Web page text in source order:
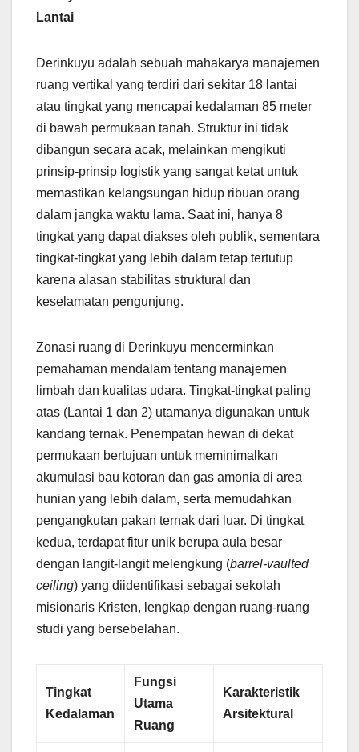
Lantai
Derinkuyu adalah sebuah mahakarya manajemen
ruang vertikal yang terdiri dari sekitar 18 lantai
atau tingkat yang mencapai kedalaman 85 meter
di bawah permukaan tanah. Struktur ini tidak
dibangun secara acak, melainkan mengikuti
prinsip-prinsip logistik yang sangat ketat untuk
memastikan kelangsungan hidup ribuan orang
dalam jangka waktu lama. Saat ini, hanya 8
tingkat yang dapat diakses oleh publik, sementara
tingkat-tingkat yang lebih dalam tetap tertutup
karena alasan stabilitas struktural dan
keselamatan pengunjung.
Zonasi ruang di Derinkuyu mencerminkan
pemahaman mendalam tentang manajemen
limbah dan kualitas udara. Tingkat-tingkat paling
atas (Lantai 1 dan 2) utamanya digunakan untuk
kandang ternak. Penempatan hewan di dekat
permukaan bertujuan untuk meminimalkan
akumulasi bau kotoran dan gas amonia di area
hunian yang lebih dalam, serta memudahkan
pengangkutan pakan ternak dari luar. Di tingkat
kedua, terdapat fitur unik berupa aula besar
dengan langit-langit melengkung (barrel-vaulted
ceiling) yang diidentifikasi sebagai sekolah
misionaris Kristen, lengkap dengan ruang-ruang
studi yang bersebelahan.
Tingkat
Kedalaman
Fungsi
Utama
Ruang
Karakteristik
Arsitektural